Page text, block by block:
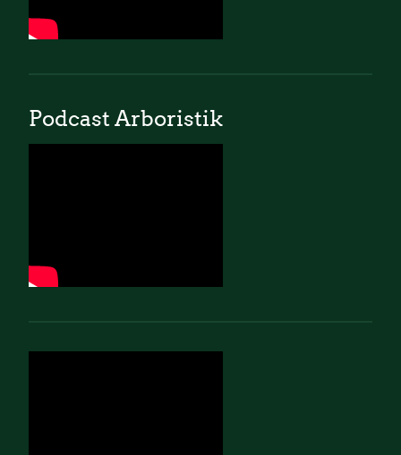
Podcast Arboristik